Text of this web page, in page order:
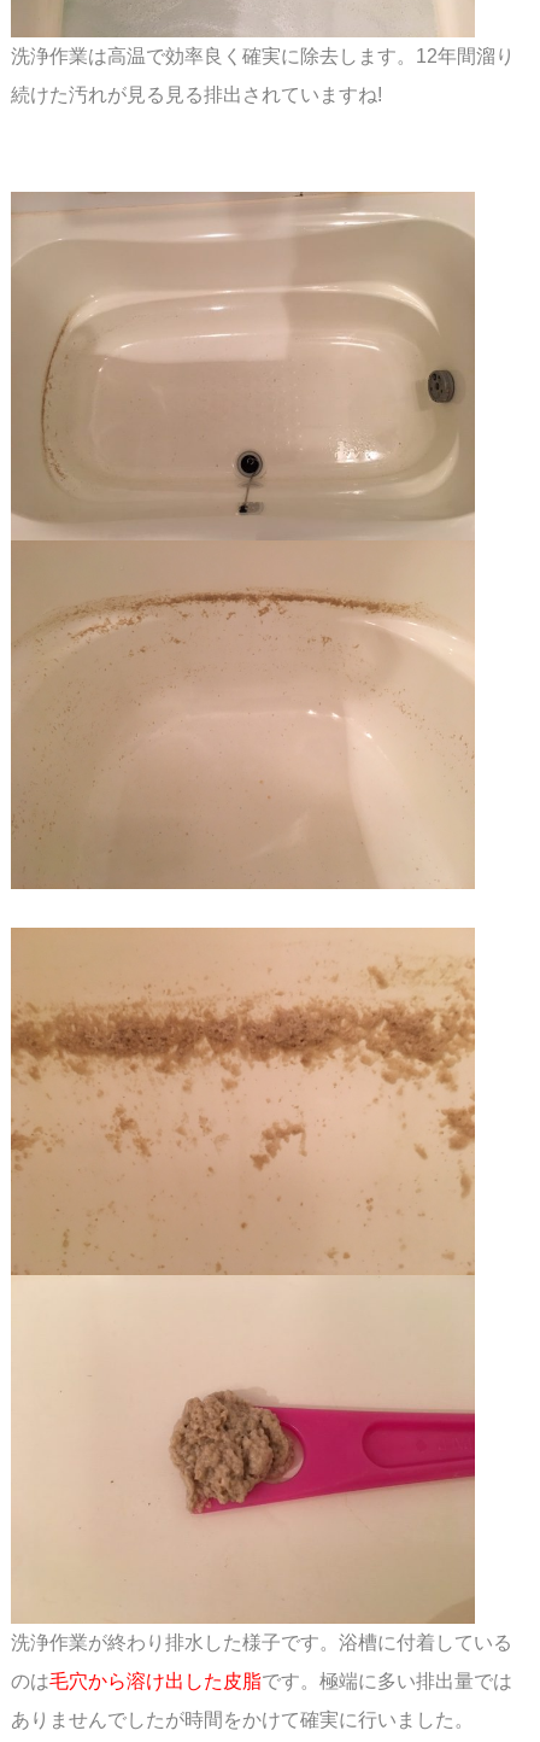
洗浄作業は高温で効率良く確実に除去します。12年間溜り
続けた汚れが見る見る排出されていますね!
洗浄作業が終わり排水した様子です。浴槽に付着している
のは毛穴から溶け出した皮脂です。 極端に多い排出量では
ありませんでしたが時間をかけて確実に行いました。